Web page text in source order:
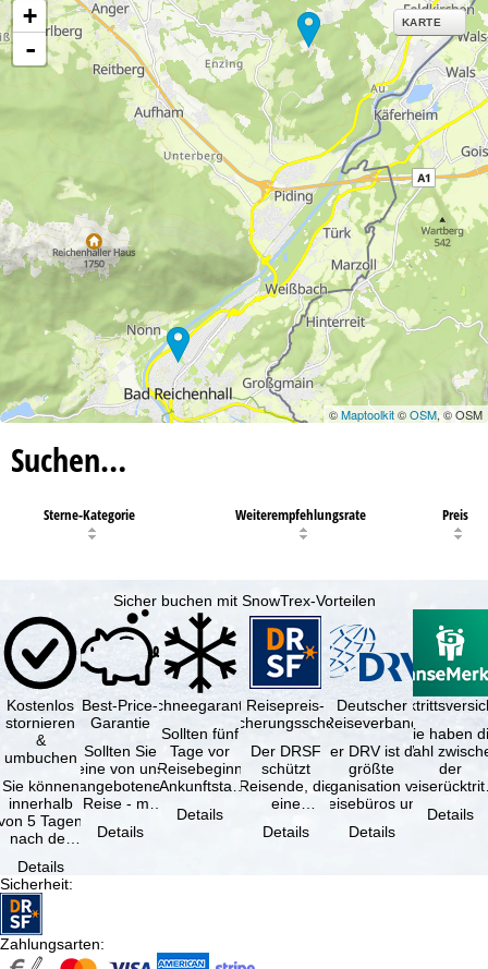
+
-
KARTE
©Maptoolkit©OSM, © OSM
Suchen…
Sterne-Kategorie Weiterempfehlungsrate Preis
Sicher buchen mit SnowTrex-Vorteilen
Kostenlos
stornieren
&
umbuchen
Sie können
innerhalb
5 Tagen
nach der
kostenfrei
…
Details
Best-Price-
Garantie
Sollten Sie
eine von uns
angebotene
Reise - mit
Verfügbarkeit
Details
Schneegarantie
Sollten fünf
Tage vor
Reisebeginn
(Ankunftstag)
Schneemangel
Details
Reisepreis-
Sicherungsschein
Der DRSF
schützt
Reisende, die
eine
oder
Details
Deutscher
Reiseverband
Der DRV ist die
größte
Organisation von
Reisebüros und
Reiseveranstaltern
in …
Details
Sie haben
Wahl
der
(inklusive
Details
Sicherheit:
Zahlungsarten: